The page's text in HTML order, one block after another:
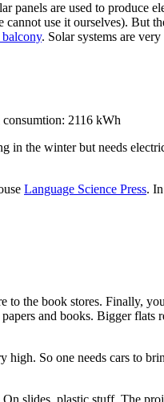
panels are used to produce
use it ourselves). But
. Solar systems are
2116 kWh
in the winter but needs
Language Science Press.
to the book stores. Finally,
and books. Bigger flats
So one needs cars to
slides, plastic stuff. The